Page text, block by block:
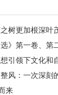
选》第一卷、第
来